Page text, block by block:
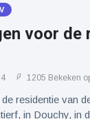
voor de
1205 Bekeken
residentie van
in Douchy, in